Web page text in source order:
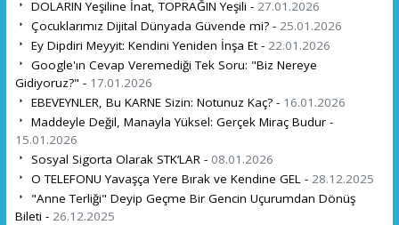
DOLARIN Yeşiline İnat, TOPRAĞIN Yeşili - 27.01.2026
Çocuklarımız Dijital Dünyada Güvende mi? - 25.01.2026
Ey Dipdiri Meyyit: Kendini Yeniden İnşa Et - 22.01.2026
Google'ın Cevap Veremediği Tek Soru: "Biz Nereye
Gidiyoruz?" - 17.01.2026
EBEVEYNLER, Bu KARNE Sizin: Notunuz Kaç? - 16.01.2026
Maddeyle Değil, Manayla Yüksel: Gerçek Miraç Budur -
15.01.2026
Sosyal Sigorta Olarak STK’LAR - 08.01.2026
O TELEFONU Yavaşça Yere Bırak ve Kendine GEL - 28.12.2025
"Anne Terliği" Deyip Geçme Bir Gencin Uçurumdan Dönüş
Bileti - 26.12.2025